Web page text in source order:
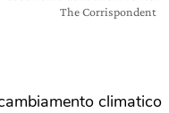
The Corrispondent
climatico